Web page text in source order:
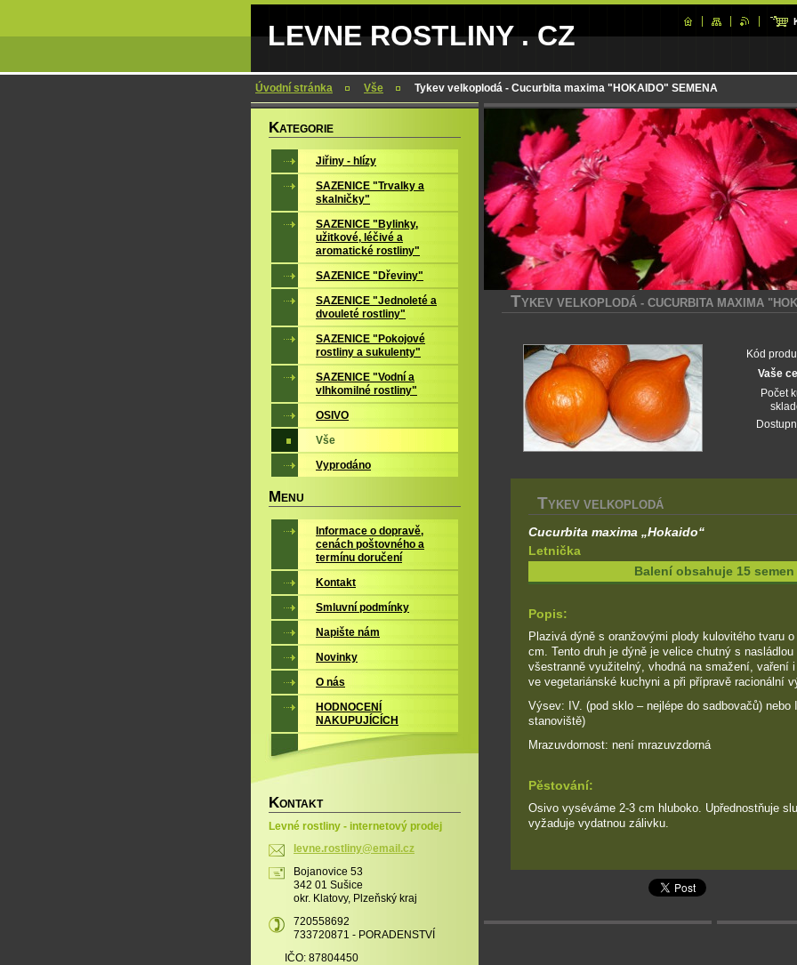
LEVNE ROSTLINY . CZ
Úvodní stránka Vše Tykev velkoplodá - Cucurbita maxima "HOKAIDO" SEMENA
TYKEV VELKOPLODÁ - CUCURBITA MAXIMA
Kód
Vaše
Počet
TYKEV VELKOPLODÁ
Cucurbita maxima „Hokaido“
Letnička
Balení obsahuje 15 semen
Popis:
Plazivá dýně s oranžovými plody kulovitého tvaru o
cm. Tento druh je dýně je velice chutný s nasládlou
všestranně využitelný, vhodná na smažení, vaření
ve vegetariánské kuchyni a při přípravě racionální
Výsev: IV. (pod sklo – nejlépe do sadbovačů) nebo
stanoviště)
Mrazuvdornost: není mrazuvzdorná
Pěstování:
Osivo vyséváme 2-3 cm hluboko. Upřednostňuje
vyžaduje vydatnou zálivku.
KATEGORIE
Jiřiny - hlízy
SAZENICE "Trvalky a
skalničky"
SAZENICE "Bylinky,
užitkové, léčivé a
aromatické rostliny"
SAZENICE "Dřeviny"
SAZENICE "Jednoleté a
dvouleté rostliny"
SAZENICE "Pokojové
rostliny a sukulenty"
SAZENICE "Vodní a
vlhkomilné rostliny"
OSIVO
Vše
Vyprodáno
M ENU
Informace o dopravě,
cenách poštovného a
termínu doručení
Kontakt
Smluvní podmínky
Napište nám
Novinky
O nás
HODNOCENÍ
NAKUPUJÍCÍCH
KONTAKT
Levné rostliny - internetový prodej
levne.rostliny@email.cz
Bojanovice 53
342 01 Sušice
okr. Klatovy, Plzeňský kraj
720558692
733720871 - PORADENSTVÍ
IČO: 87804450